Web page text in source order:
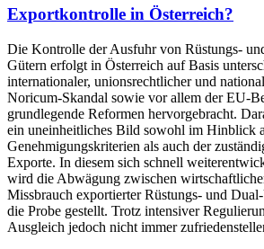
Exportkontrolle in Österreich?
Die Kontrolle der Ausfuhr von Rüstungs-
Gütern erfolgt in Österreich auf Basis
internationaler, unionsrechtlicher und
Noricum-Skandal sowie vor allem der EU-
grundlegende Reformen hervorgebracht.
ein uneinheitliches Bild sowohl im Hinblick
Genehmigungskriterien als auch der
Exporte. In diesem sich schnell
wird die Abwägung zwischen
Missbrauch exportierter Rüstungs- und
die Probe gestellt. Trotz intensiver
Ausgleich jedoch nicht immer